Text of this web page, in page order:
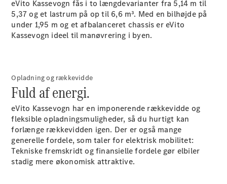
Personbiler
eVito Kassevogn fås i to længdevarianter fra 5,14 m til
5,37 og et lastrum på op til 6,6 m³. Med en bilhøjde på
under 1,95 m og et afbalanceret chassis er eVito
Kassevogn ideel til manøvrering i byen.
Opladning og rækkevidde
Fuld af energi.
eVito Kassevogn har en imponerende rækkevidde og
fleksible opladningsmuligheder, så du hurtigt kan
forlænge rækkevidden igen. Der er også mange
generelle fordele, som taler for elektrisk mobilitet:
Tekniske fremskridt og finansielle fordele gør elbiler
stadig mere økonomisk attraktive.